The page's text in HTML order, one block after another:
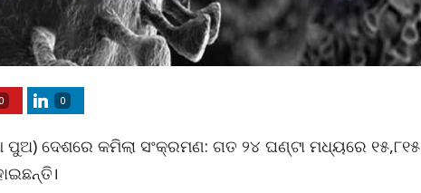
0 0
ଦେଶରେ କମିଲା ସଂକ୍ରମଣ: ଗତ ୨୪ ଘଣ୍ଟା ମଧ୍ୟରେ ୧୫,୮୧୫